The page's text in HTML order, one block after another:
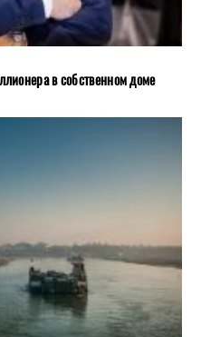
в собственном доме